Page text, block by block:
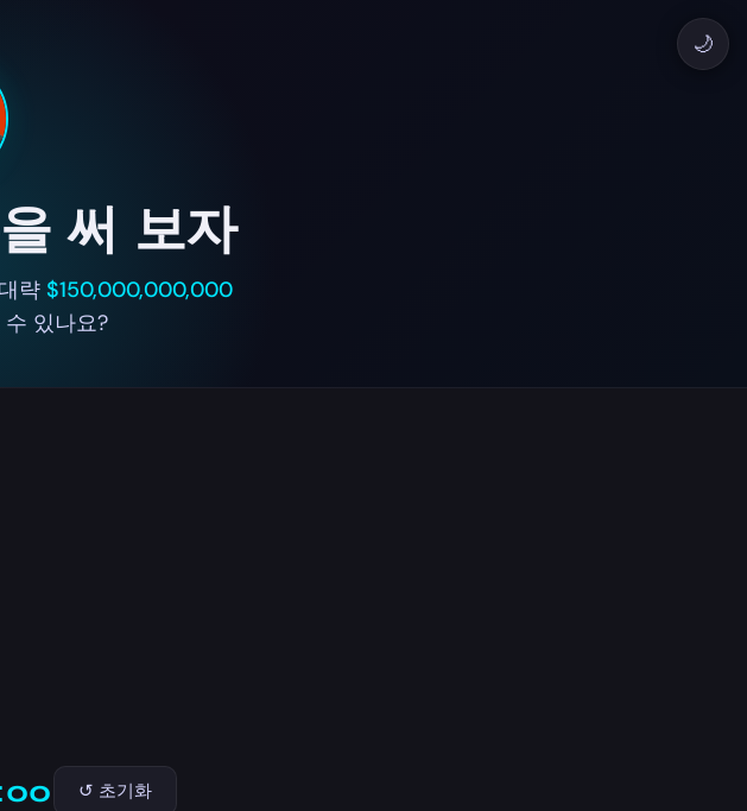
🌙
써 보자
략 $150,000,000,000
있나요?
↺ 초기화